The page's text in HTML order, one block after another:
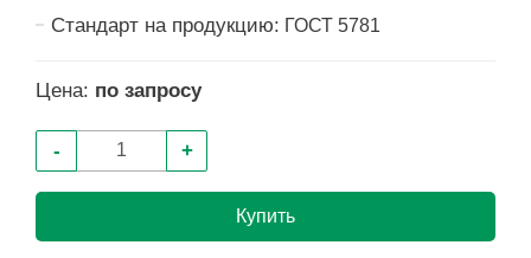
Стандарт на продукцию: ГОСТ 5781
Цена: по запросу
- +
Купить